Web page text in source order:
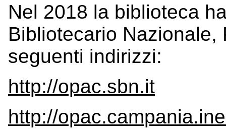
Nel 2018 la biblioteca
Bibliotecario
seguenti indirizzi:
http://opac.sbn.it
http://